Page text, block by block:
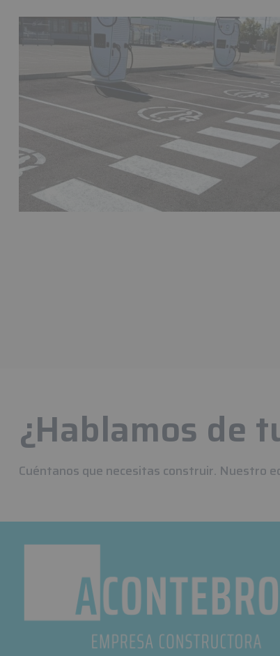
¿Hablamos de
Cuéntanos que necesitas construir. Nuestro